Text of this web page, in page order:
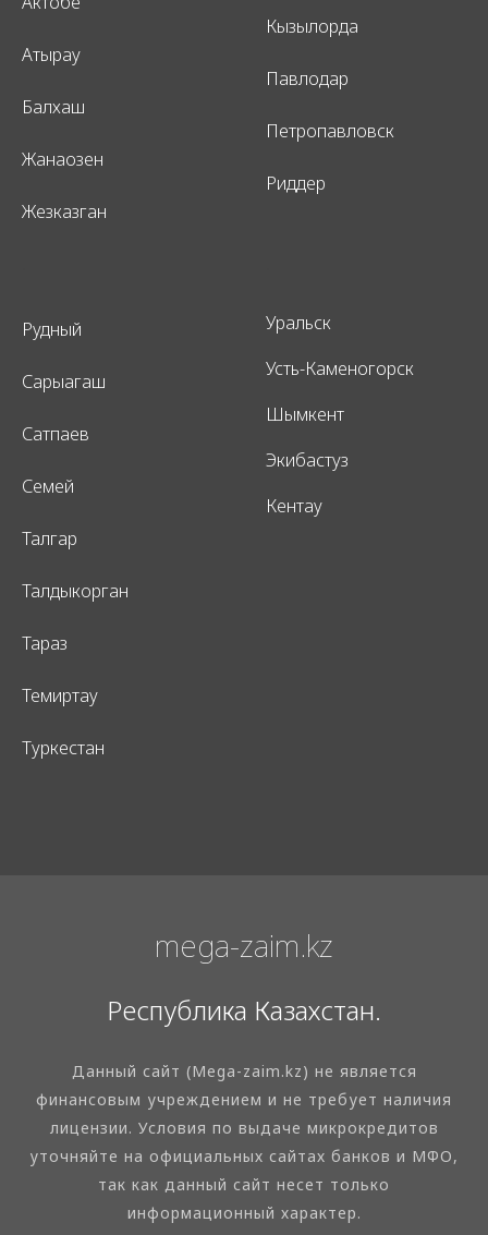
Атырау
Балхаш
Жанаозен
Жезказган
Кызылорда
Павлодар
Петропавловск
Риддер
Рудный
Сарыагаш
Сатпаев
Семей
Талгар
Талдыкорган
Тараз
Темиртау
Туркестан
Уральск
Усть-Каменогорск
Шымкент
Экибастуз
Кентау
mega-zaim.kz
Республика Казахстан.
Данный сайт (Mega-zaim.kz) не является
финансовым учреждением и не требует наличия
лицензии. Условия по выдаче микрокредитов
уточняйте на официальных сайтах банков и МФО,
так как данный сайт несет только
информационный характер.